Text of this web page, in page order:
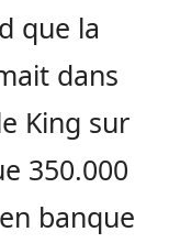
que la
dans
King sur
350.000
banque